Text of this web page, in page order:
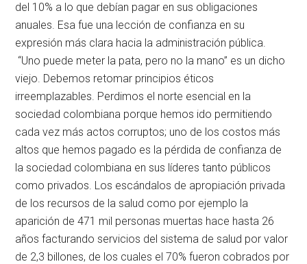
del 10% a lo que debían pagar en sus obligaciones
anuales. Esa fue una lección de confianza en su
expresión más clara hacia la administración pública.
“Uno puede meter la pata, pero no la mano” es un dicho
viejo. Debemos retomar principios éticos
irreemplazables. Perdimos el norte esencial en la
sociedad colombiana porque hemos ido permitiendo
cada vez más actos corruptos; uno de los costos más
altos que hemos pagado es la pérdida de confianza de
la sociedad colombiana en sus líderes tanto públicos
como privados. Los escándalos de apropiación privada
de los recursos de la salud como por ejemplo la
aparición de 471 mil personas muertas hace hasta 26
años facturando servicios del sistema de salud por valor
de 2,3 billones, de los cuales el 70% fueron cobrados por